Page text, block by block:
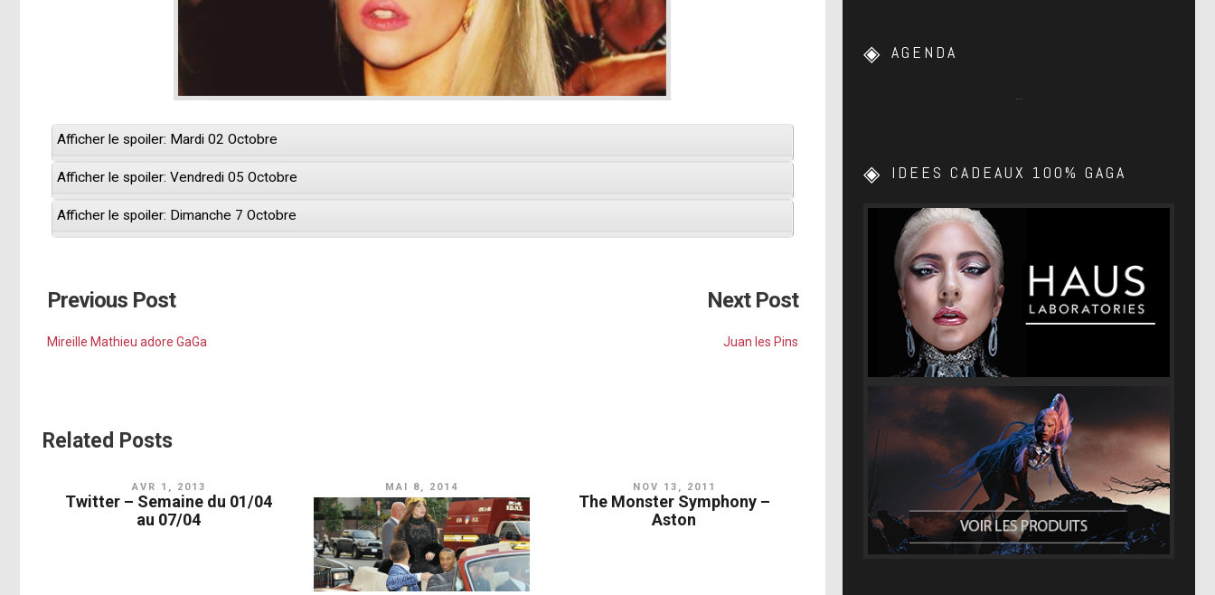
Afficher le spoiler: Mardi 02 Octobre
Afficher le spoiler: Vendredi 05 Octobre
Afficher le spoiler: Dimanche 7 Octobre
Previous Post
Mireille Mathieu adore GaGa
Next Post
Juan les Pins
Related Posts
AVR 1, 2013
Twitter – Semaine du 01/04
au 07/04
MAI 8, 2014 NOV 13, 2011
The Monster Symphony –
Aston
AGENDA
IDEES CADEAUX 100% GAGA